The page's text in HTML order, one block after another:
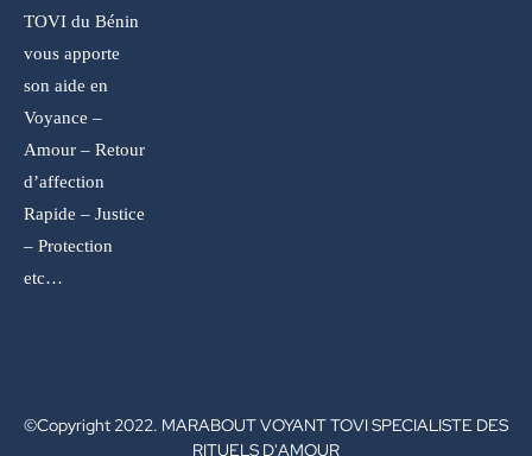
TOVI du Bénin
vous apporte
son aide en
Voyance –
Amour – Retour
d’affection
Rapide – Justice
– Protection
etc…
©Copyright 2022. MARABOUT VOYANT TOVI SPECIALISTE DES
RITUELS D'AMOUR